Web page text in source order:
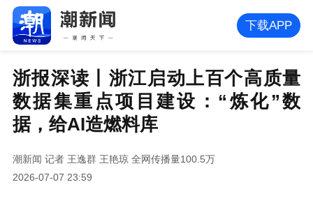
下载APP
浙报深读丨浙江启动上百个高质量
数据集重点项目建设：“炼化”数
据，给AI造燃料库
潮新闻 记者 王逸群 王艳琼 全网传播量100.5万
2026-07-07 23:59